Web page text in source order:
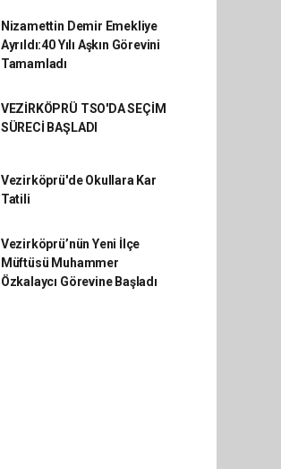
Nizamettin Demir Emekliye
Ayrıldı:40 Yılı Aşkın Görevini
Tamamladı
VEZİRKÖPRÜ TSO'DA SEÇİM
SÜRECİ BAŞLADI
Vezirköprü'de Okullara Kar
Tatili
Vezirköprü’nün Yeni İlçe
Müftüsü Muhammer
Özkalaycı Görevine Başladı